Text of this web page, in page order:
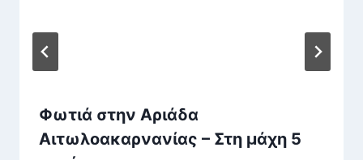
Φωτιά στην Αριάδα
Αιτωλοακαρνανίας – Στη μάχη 5